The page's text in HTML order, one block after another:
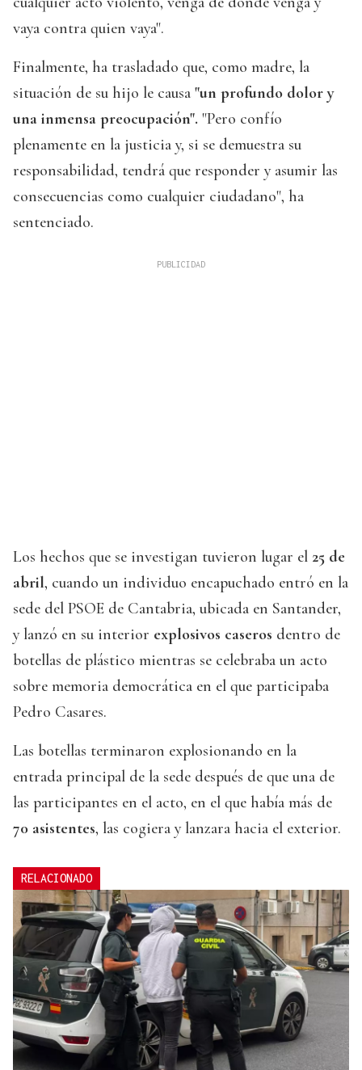
vaya contra quien vaya".
Finalmente, ha trasladado que, como madre, la
situación de su hijo le causa "un profundo dolor y
una inmensa preocupación". "Pero confío
plenamente en la justicia y, si se demuestra su
responsabilidad, tendrá que responder y asumir las
consecuencias como cualquier ciudadano", ha
sentenciado.
Los hechos que se investigan tuvieron lugar el 25 de
abril, cuando un individuo encapuchado entró en la
sede del PSOE de Cantabria, ubicada en Santander,
y lanzó en su interior explosivos caseros dentro de
botellas de plástico mientras se celebraba un acto
sobre memoria democrática en el que participaba
Pedro Casares.
Las botellas terminaron explosionando en la
entrada principal de la sede después de que una de
las participantes en el acto, en el que había más de
70 asistentes, las cogiera y lanzara hacia el exterior.
RELACIONADO